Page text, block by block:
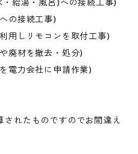
給湯・風呂)への接続工事)
の接続工事)
用しリモコンを取付工事)
廃材を撤去・処分)
電力会社に申請作業)
れたものですのでお間違え